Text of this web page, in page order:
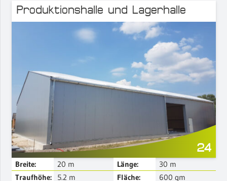
Produktionshalle und Lagerhalle
Mehr Details
24
Breite: 20 m Länge: 30 m
Traufhöhe:
5.2 m Fläche: 600 qm